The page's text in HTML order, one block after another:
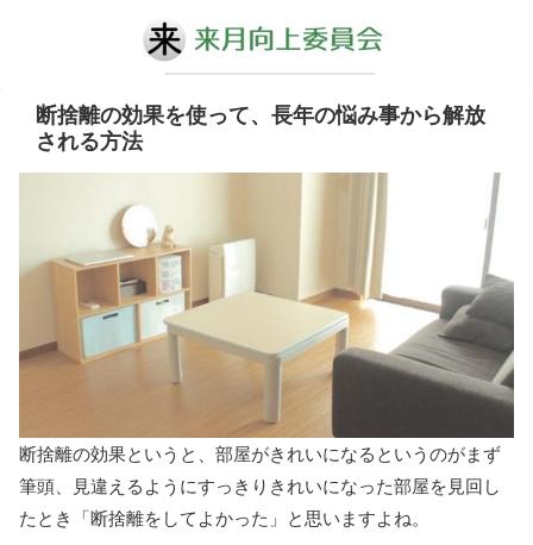
断捨離の効果を使って、長年の悩み事から解放
される方法
断捨離の効果というと、部屋がきれいになるというのがまず
筆頭、見違えるようにすっきりきれいになった部屋を見回し
たとき「断捨離をしてよかった」と思いますよね。